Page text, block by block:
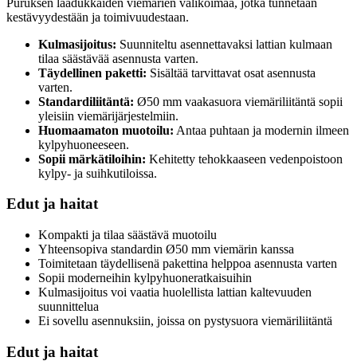
kestävyydestään ja toimivuudestaan.
Kulmasijoitus: Suunniteltu asennettavaksi lattian kulmaan
tilaa säästävää asennusta varten.
Täydellinen paketti: Sisältää tarvittavat osat asennusta
varten.
Standardiliitäntä: Ø50 mm vaakasuora viemäriliitäntä sopii
yleisiin viemärijärjestelmiin.
Huomaamaton muotoilu: Antaa puhtaan ja modernin ilmeen
kylpyhuoneeseen.
Sopii märkätiloihin: Kehitetty tehokkaaseen vedenpoistoon
kylpy- ja suihkutiloissa.
Edut ja haitat
Kompakti ja tilaa säästävä muotoilu
Yhteensopiva standardin Ø50 mm viemärin kanssa
Toimitetaan täydellisenä pakettina helppoa asennusta varten
Sopii moderneihin kylpyhuoneratkaisuihin
Kulmasijoitus voi vaatia huolellista lattian kaltevuuden
suunnittelua
Ei sovellu asennuksiin, joissa on pystysuora viemäriliitäntä
Edut ja haitat